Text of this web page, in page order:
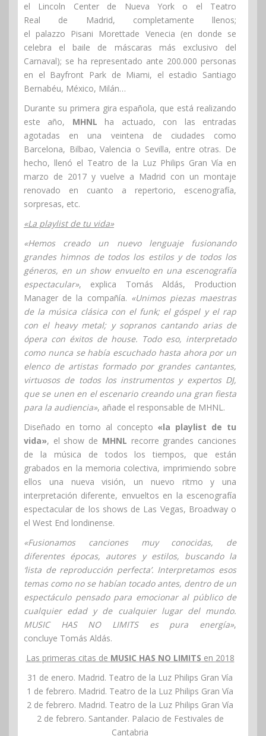
el Lincoln Center de Nueva York o el Teatro
Real de Madrid, completamente llenos;
el palazzo Pisani Morettade Venecia (en donde se
celebra el baile de máscaras más exclusivo del
Carnaval); se ha representado ante 200.000 personas
en el Bayfront Park de Miami, el estadio Santiago
Bernabéu, México, Milán…
Durante su primera gira española, que está realizando
este año, MHNL ha actuado, con las entradas
agotadas en una veintena de ciudades como
Barcelona, Bilbao, Valencia o Sevilla, entre otras. De
hecho, llenó el Teatro de la Luz Philips Gran Vía en
marzo de 2017 y vuelve a Madrid con un montaje
renovado en cuanto a repertorio, escenografía,
sorpresas, etc.
«La playlist de tu vida»
«Hemos creado un nuevo lenguaje fusionando
grandes himnos de todos los estilos y de todos los
géneros, en un show envuelto en una escenografía
espectacular», explica Tomás Aldás, Production
Manager de la compañía. «Unimos piezas maestras
de la música clásica con el funk; el góspel y el rap
con el heavy metal; y sopranos cantando arias de
ópera con éxitos de house. Todo eso, interpretado
como nunca se había escuchado hasta ahora por un
elenco de artistas formado por grandes cantantes,
virtuosos de todos los instrumentos y expertos DJ,
que se unen en el escenario creando una gran fiesta
para la audiencia», añade el responsable de MHNL.
Diseñado en torno al concepto «la playlist de tu
vida», el show de MHNL recorre grandes canciones
de la música de todos los tiempos, que están
grabados en la memoria colectiva, imprimiendo sobre
ellos una nueva visión, un nuevo ritmo y una
interpretación diferente, envueltos en la escenografía
espectacular de los shows de Las Vegas, Broadway o
el West End londinense.
«Fusionamos canciones muy conocidas, de
diferentes épocas, autores y estilos, buscando la
‘lista de reproducción perfecta’. Interpretamos esos
temas como no se habían tocado antes, dentro de un
espectáculo pensado para emocionar al público de
cualquier edad y de cualquier lugar del mundo.
MUSIC HAS NO LIMITS es pura energía»,
concluye Tomás Aldás.
Las primeras citas de MUSIC HAS NO LIMITS en 2018
31 de enero. Madrid. Teatro de la Luz Philips Gran Vía
1 de febrero. Madrid. Teatro de la Luz Philips Gran Vía
2 de febrero. Madrid. Teatro de la Luz Philips Gran Vía
2 de febrero. Santander. Palacio de Festivales de
Cantabria